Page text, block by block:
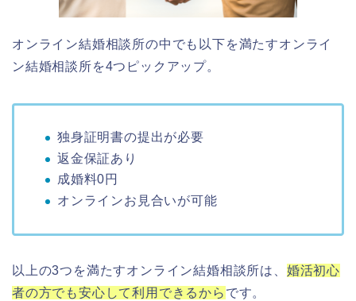
オンライン結婚相談所の中でも以下を満たすオンライ
ン結婚相談所を4つピックアップ。
独身証明書の提出が必要
返金保証あり
成婚料0円
オンラインお見合いが可能
以上の3つを満たすオンライン結婚相談所は、 婚活初心
者の方でも安心して利用できるから です。